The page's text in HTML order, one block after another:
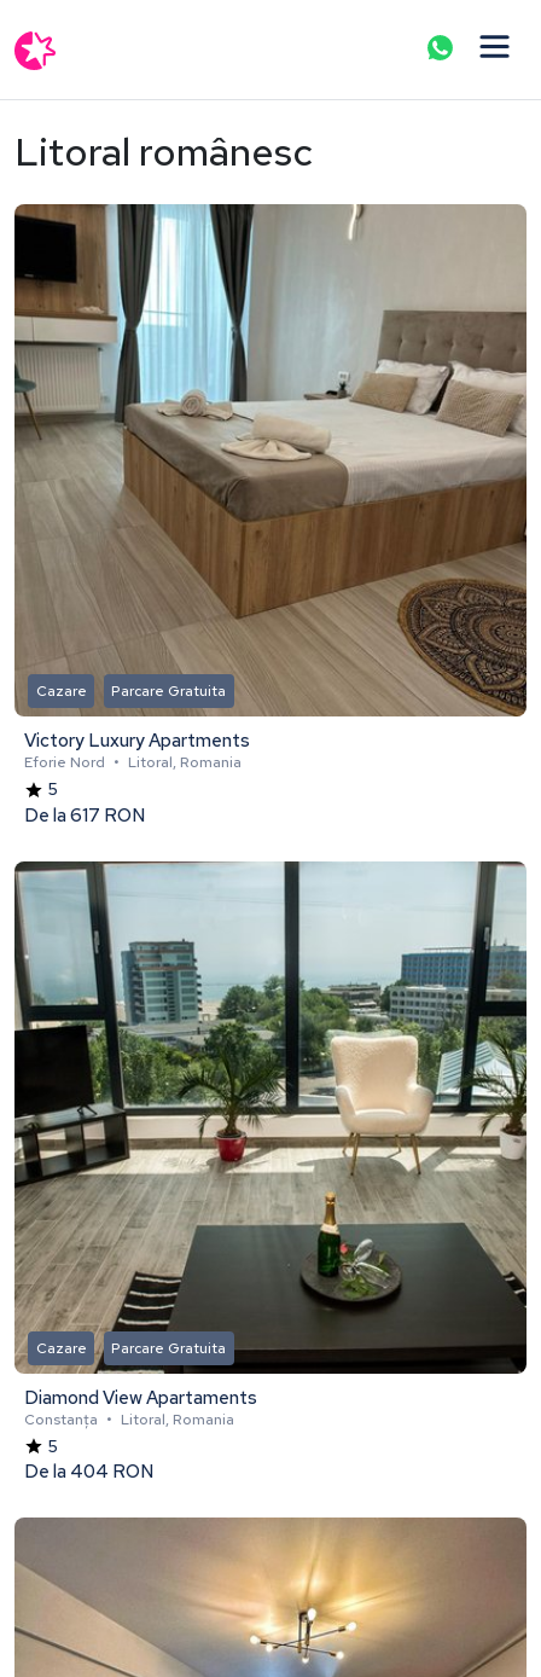
Litoral românesc
Cazare Parcare Gratuita
Victory Luxury Apartments
Eforie Nord • Litoral, Romania
5
De la617 RON
Cazare Parcare Gratuita
Diamond View Apartaments
Constanța • Litoral, Romania
5
De la 404 RON